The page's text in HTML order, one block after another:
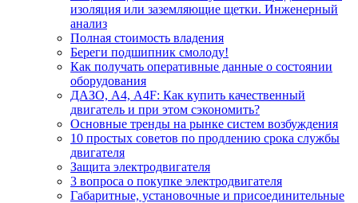
изоляция или заземляющие щетки. Инженерный
анализ
Полная стоимость владения
Береги подшипник смолоду!
Как получать оперативные данные о состоянии
оборудования
ДАЗО, А4, А4F: Как купить качественный
двигатель и при этом сэкономить?
Основные тренды на рынке систем возбуждения
10 простых советов по продлению срока службы
двигателя
Защита электродвигателя
3 вопроса о покупке электродвигателя
Габаритные, установочные и присоединительные